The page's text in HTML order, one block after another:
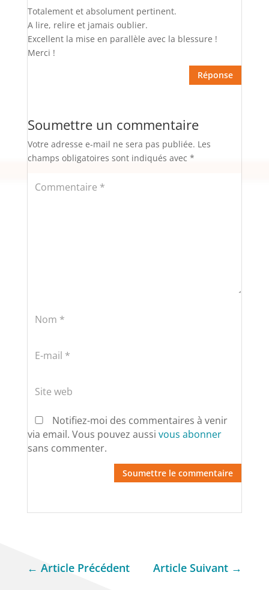
Totalement et absolument pertinent.
A lire, relire et jamais oublier.
Excellent la mise en parallèle avec la blessure !
Merci !
Réponse
Soumettre un commentaire
Votre adresse e-mail ne sera pas publiée. Les
champs obligatoires sont indiqués avec *
Notifiez-moi des commentaires à venir
via email. Vous pouvez aussi vous abonner
sans commenter.
Soumettre le commentaire
← Article Précédent Article Suivant →